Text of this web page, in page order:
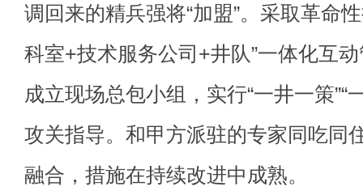
调回来的精兵强将“加盟”。采取革命
科室+技术服务公司+井队”一体化互
成立现场总包小组，实行“一井一策”“
攻关指导。和甲方派驻的专家同吃同
融合，措施在持续改进中成熟。